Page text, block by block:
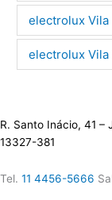
electrolux
electrolux Vila
R. Santo Inácio, 41 –
13327-381
Tel. 11 4456-5666